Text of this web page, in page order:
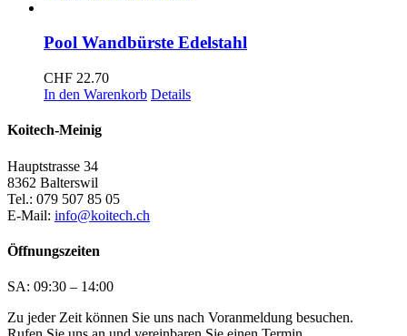
Pool Wandbürste Edelstahl
CHF 22.70
In den Warenkorb Details
Koitech-Meinig
Hauptstrasse 34
8362 Balterswil
Tel.: 079 507 85 05
E-Mail: info@koitech.ch
Öffnungszeiten
SA: 09:30 – 14:00
Zu jeder Zeit können Sie uns nach Voranmeldung besuchen.